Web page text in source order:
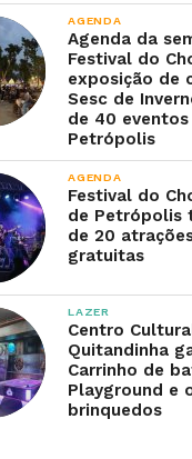
AGENDA
Agenda da
Festival do
exposição de
Sesc de
de 40 eventos
Petrópolis
AGENDA
Festival do
de Petrópolis
de 20
gratuitas
LAZER
Centro
Quitandinha
Carrinho de
Playground e
brinquedos